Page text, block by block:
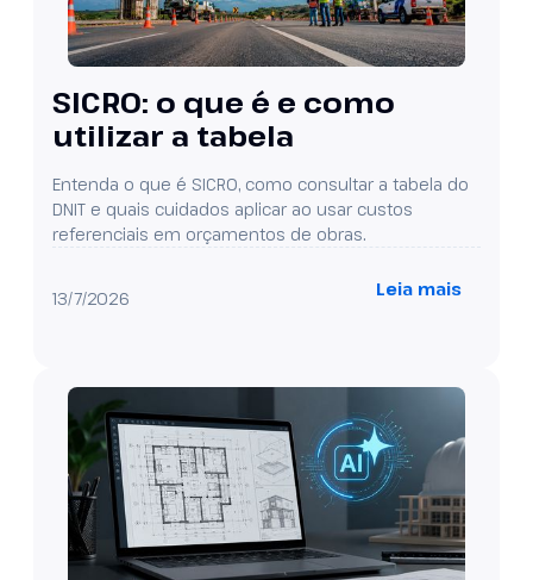
SICRO: o que é e como
utilizar a tabela
Entenda o que é SICRO, como consultar a tabela do
DNIT e quais cuidados aplicar ao usar custos
referenciais em orçamentos de obras.
13/7/2026 Leia mais